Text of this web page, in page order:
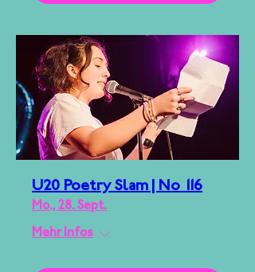
U20 Poetry Slam | No 116
Mo., 28. Sept.
Mehr Infos